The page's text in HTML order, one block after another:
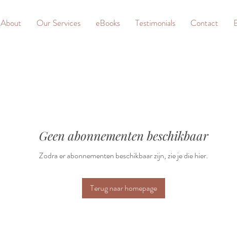
About Our Services eBooks Testimonials Contact
Geen abonnementen beschikbaar
Zodra er abonnementen beschikbaar zijn, zie je die hier.
Terug naar homepage